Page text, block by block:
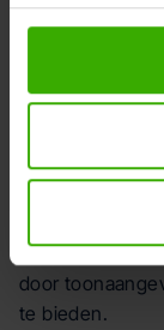
aan voedsel,
Company biedt
Deere Financial.
Onze visie is
we
door
te bieden.